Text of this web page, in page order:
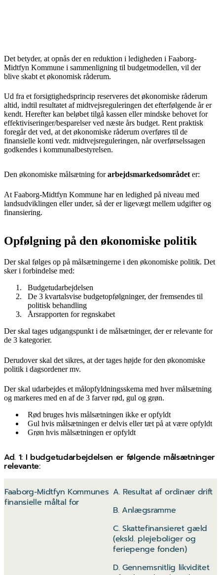
Det betyder, at opnås der en reduktion i ledigheden i Faaborg-
Midtfyn Kommune i sammenligning til budgetmodellen, vil der
blive skabt et økonomisk råderum.
Ud fra et forsigtighedsprincip reserveres det økonomiske råderum
altid, indtil resultatet af midtvejsreguleringen det efterfølgende år er
kendt. Herefter kan beløbet tilgå kassen eller mindske behovet for
effektiviseringer/besparelser ved næste års budget. Rent praktisk
foregår det ved, at det økonomiske råderum overføres til de
finansielle konti vedr. midtvejsreguleringen, når overførselssagen
godkendes i kommunalbestyrelsen.
Den økonomiske målsætning forarbejdsmarkedsområdet er:
At Faaborg-Midtfyn Kommune har en ledighed på niveau med
landsudviklingen eller under, så der er ligevægt mellem udgifter og
finansiering.
Opfølgning på den økonomiske politik
Der skal følges op på målsætningerne i den økonomiske politik. Det
sker i forbindelse med:
Budgetudarbejdelsen
De 3 kvartalsvise budgetopfølgninger, der fremsendes til
politisk behandling
Årsrapporten for regnskabet
Der skal tages udgangspunkt i de målsætninger, der er relevante for
de 3 kategorier.
Derudover skal det sikres, at der tages højde for den økonomiske
politik i dagsordener mv.
Der skal udarbejdes et målopfyldningsskema med hver målsætning
og markeres med en af de 3 farver rød, gul og grøn.
Rød bruges hvis målsætningen ikke er opfyldt
Gul hvis målsætningen er delvis eller tæt på at være opfyldt
Grøn hvis målsætningen er opfyldt
Ad. 1: I budgetudarbejdelsen er følgende målsætninger
relevante:
Faaborg-Midtfyn Kommunes
finansielle måltal for
A. Resultat af ordinær drift
B. Anlægsramme
C. Skattefinansieret gæld
(ekskl. plejeboliger og
feriepenge fonden)
D. Gennemsnitlig likviditet